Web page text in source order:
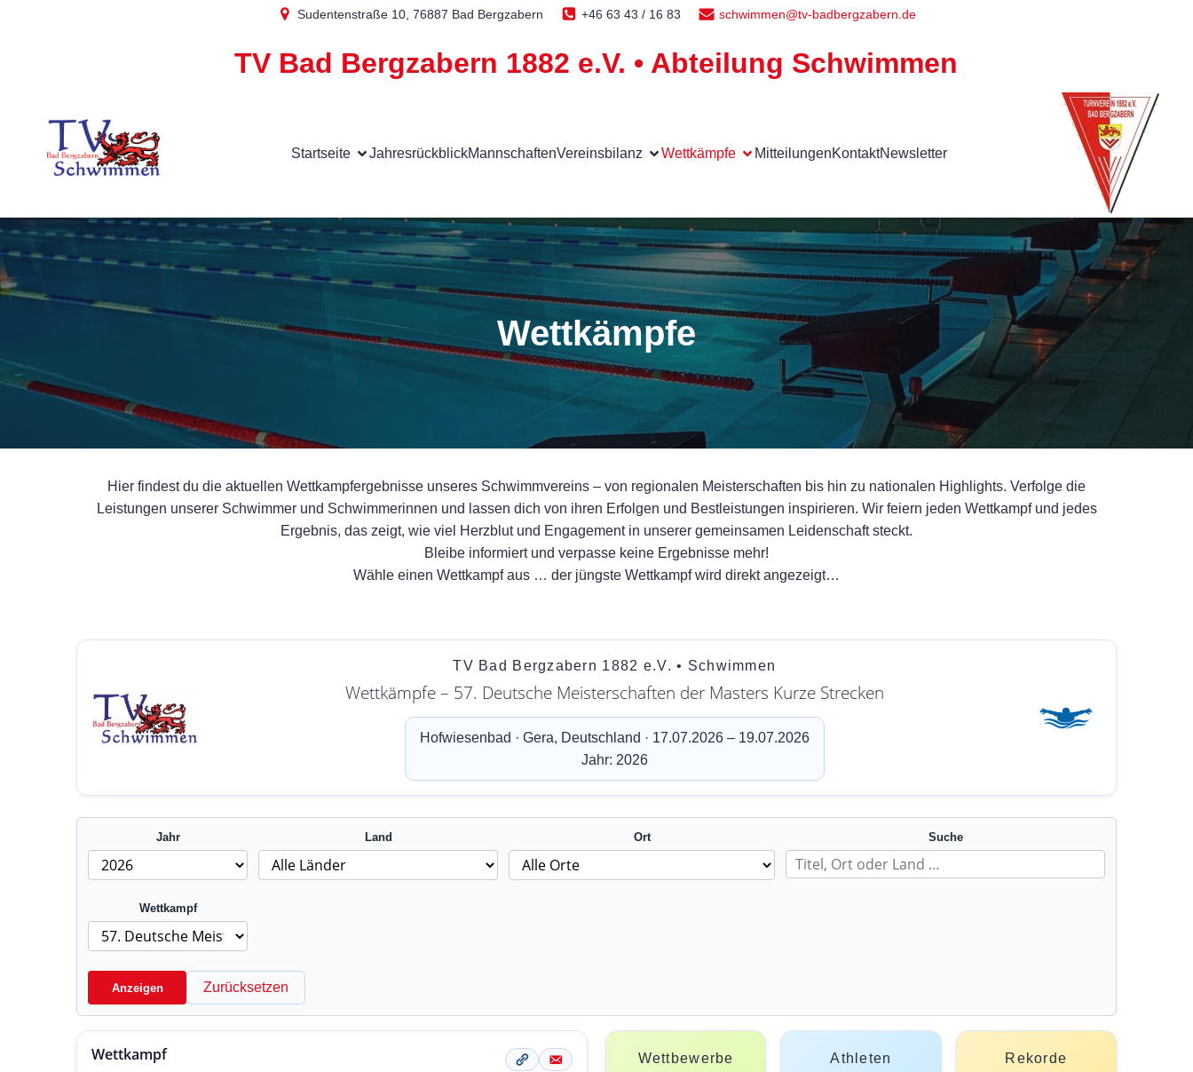
Sudentenstraße 10, 76887 Bad Bergzabern +46 63 43 / 16 83 schwimmen@tv-badbergzabern.de
TV Bad Bergzabern 1882 e.V. • Abteilung Schwimmen
Startseite JahresrückblickMannschaftenVereinsbilanz Wettkämpfe MitteilungenKontaktNewsletter
Wettkämpfe
Hier findest du die aktuellen Wettkampfergebnisse unseres Schwimmvereins – von regionalen Meisterschaften bis hin zu nationalen Highlights. Verfolge die
Leistungen unserer Schwimmer und Schwimmerinnen und lassen dich von ihren Erfolgen und Bestleistungen inspirieren. Wir feiern jeden Wettkampf und jedes
Ergebnis, das zeigt, wie viel Herzblut und Engagement in unserer gemeinsamen Leidenschaft steckt.
Bleibe informiert und verpasse keine Ergebnisse mehr!
Wähle einen Wettkampf aus … der jüngste Wettkampf wird direkt angezeigt…
TV Bad Bergzabern 1882 e.V. • Schwimmen
Wettkämpfe – 57. Deutsche Meisterschaften der Masters Kurze Strecken
Hofwiesenbad · Gera, Deutschland · 17.07.2026 – 19.07.2026
Jahr: 2026
Jahr Land Ort Suche
Wettkampf
Anzeigen Zurücksetzen
Wettkampf Wettbewerbe Athleten Rekorde